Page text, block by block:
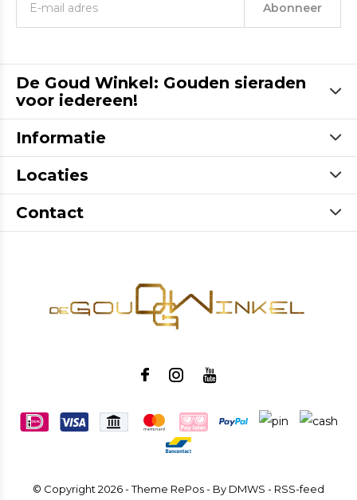
Abonneer
De Goud Winkel: Gouden sieraden
voor iedereen!
Informatie
Locaties
Contact
© Copyright 2026- Theme RePos - By DMWS - RSS-feed